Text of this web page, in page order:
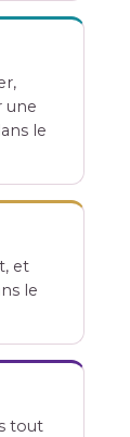
une
le
et
le
tout